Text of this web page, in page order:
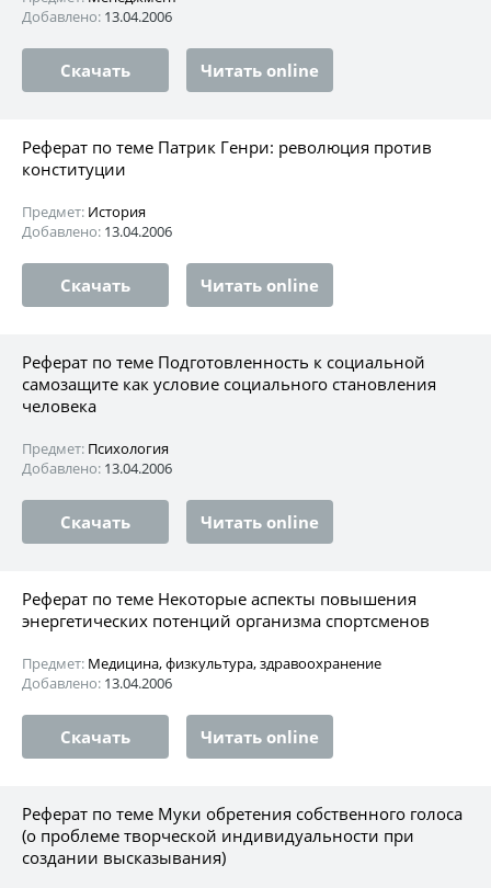
Добавлено: 13.04.2006
Скачать Читать online
Реферат по теме Патрик Генри: революция против
конституции
Предмет: История
Добавлено: 13.04.2006
Скачать Читать online
Реферат по теме Подготовленность к социальной
самозащите как условие социального становления
человека
Предмет: Психология
Добавлено: 13.04.2006
Скачать Читать online
Реферат по теме Некоторые аспекты повышения
энергетических потенций организма спортсменов
Предмет: Медицина, физкультура, здравоохранение
Добавлено: 13.04.2006
Скачать Читать online
Реферат по теме Муки обретения собственного голоса
(о проблеме творческой индивидуальности при
создании высказывания)